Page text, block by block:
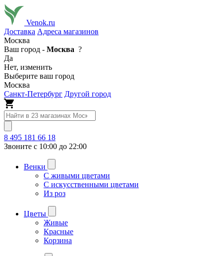
Venok.ru
Доставка Адреса магазинов
Москва
Ваш город - Москва ?
Да
Нет, изменить
Выберите ваш город
Москва
Санкт-Петербург Другой город
8 495 181 66 18
Звоните с 10:00 до 22:00
Венки
С живыми цветами
С искусственными цветами
Из роз
Цветы
Живые
Красные
Корзина